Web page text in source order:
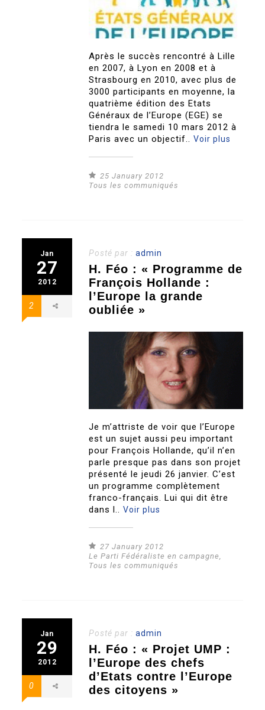
Après le succès rencontré à Lille
en 2007, à Lyon en 2008 et à
Strasbourg en 2010, avec plus de
3000 participants en moyenne, la
quatrième édition des Etats
Généraux de l’Europe (EGE) se
tiendra le samedi 10 mars 2012 à
Paris avec un objectif..Voir plus
25 January 2012
Tous les communiqués
Jan
27
2012
2
Posté par :admin
H. Féo : « Programme de
François Hollande :
l’Europe la grande
oubliée »
Je m’attriste de voir que l’Europe
est un sujet aussi peu important
pour François Hollande, qu’il n’en
parle presque pas dans son projet
présenté le jeudi 26 janvier. C’est
un programme complètement
franco-français. Lui qui dit être
dans l..Voir plus
27 January 2012
Le Parti Fédéraliste en campagne,
Tous les communiqués
Jan
29
2012
0
Posté par :admin
H. Féo : « Projet UMP :
l’Europe des chefs
d’Etats contre l’Europe
des citoyens »